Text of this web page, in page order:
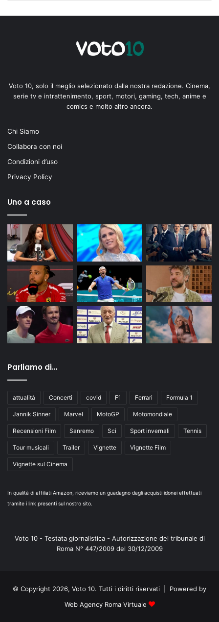
Voto 10, solo il meglio selezionato dalla nostra redazione. Cinema,
serie tv e intrattenimento, sport, motori, gaming, tech, anime e
comics e molto altro ancora.
Chi Siamo
Collabora con noi
Condizioni d’uso
Privacy Policy
Uno a caso
Parliamo di…
attualità Concerti covid F1 Ferrari Formula 1
Jannik Sinner Marvel MotoGP Motomondiale
Recensioni Film Sanremo Sci Sport invernali Tennis
Tour musicali Trailer Vignette Vignette Film
Vignette sul Cinema
In qualità di affiliati Amazon, riceviamo un guadagno dagli acquisti idonei effettuati
tramite i link presenti sul nostro sito.
Voto 10 - Testata giornalistica - Autorizzazione del tribunale di
Roma N° 447/2009 del 30/12/2009
© Copyright 2026, Voto 10. Tutti i diritti riservati | Powered by
Web Agency Roma Virtuale